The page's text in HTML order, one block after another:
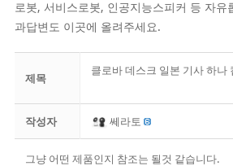
로봇, 서비스로봇, 인공지능스피커 등 자유
과답변도 이곳에 올려주세요.
제목
클로바 데스크 일본 기사 하나
작성자 쎄라토
그냥 어떤 제품인지 참조는 될것 같습니다.